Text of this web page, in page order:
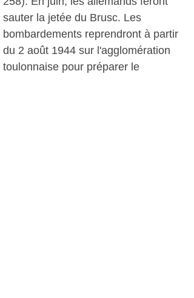
sauter la jetée du Brusc. Les
bombardements reprendront à partir
du 2 août 1944 sur l'agglomération
toulonnaise pour préparer le